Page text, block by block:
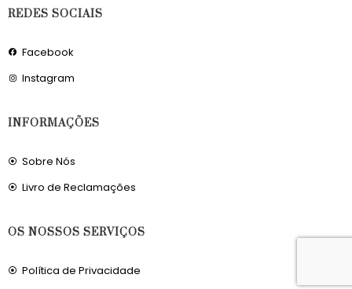
REDES SOCIAIS
Facebook
Instagram
INFORMAÇÕES
Sobre Nós
Livro de Reclamações
OS NOSSOS SERVIÇOS
Política de Privacidade